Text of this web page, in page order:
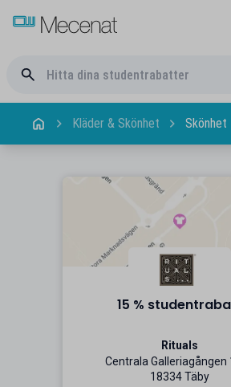
Kläder & Skönhet Skönhet
15 %
Rituals
Centrala Galleriagången
18334 Täby